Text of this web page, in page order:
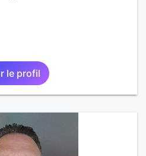
le profil